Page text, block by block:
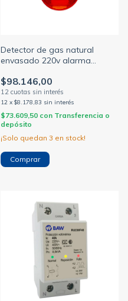
Detector de gas natural
envasado 220v alarma
$98.146,00
12 x $8.178,83 sin interés
$73.609,50 con Transferencia o
depósito
¡Solo quedan 3 en stock!